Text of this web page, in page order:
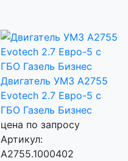
Двигатель УМЗ А2755
Evotech 2.7 Евро-5 с
ГБО Газель Бизнес
цена по запросу
Артикул:
А2755.1000402